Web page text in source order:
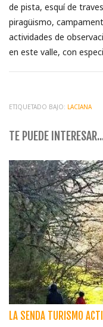
de pista, esquí de
piragüismo,
actividades de
en este valle, con
ETIQUETADO BAJO: LACIANA
TE PUEDE
LA SENDA TURISMO